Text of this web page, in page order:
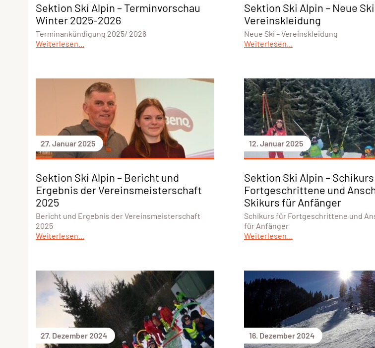
Sektion Ski Alpin – Terminvorschau
Winter 2025-2026
Terminankündigung 2025/ 2026
Weiterlesen...
Sektion Ski Alpin – Neue Ski
Vereinskleidung
Neue Ski – Vereinskleidung
Weiterlesen...
27. Januar 2025
Sektion Ski Alpin – Bericht und
Ergebnis der Vereinsmeisterschaft
2025
Bericht und Ergebnis der Vereinsmeisterschaft
2025
Weiterlesen...
12. Januar 2025
Sektion Ski Alpin –
Fortgeschrittene und
Skikurs für Anfänger
Schikurs für Fortgeschrittene und
für Anfänger
Weiterlesen...
27. Dezember 2024 16. Dezember 2024